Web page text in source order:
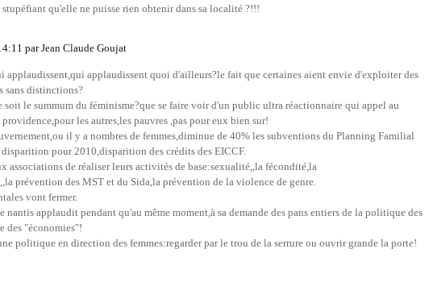
stupéfiant qu'elle ne puisse rien obtenir dans sa localité ?!!!
par Jean Claude Goujat
applaudissent,qui applaudissent quoi d'ailleurs?le fait que certaines aient envie d'exploiter des
sans distinctions?
soit le summum du féminisme?que se faire voir d'un public ultra réactionnaire qui appel au
les autres,les pauvres ,pas pour eux bien sur!
il y a nombres de femmes,diminue de 40% les subventions du Planning Familial
pour 2010,disparition des crédits des EICCF.
associations de réaliser leurs activités de base:sexualité,,la fécondité,la
prévention des MST et du Sida,la prévention de la violence de genre.
vont fermer.
nantis applaudit pendant qu'au même moment,à sa demande des pans entiers de la politique des
des "économies"!
politique en direction des femmes:regarder par le trou de la serrure ou ouvrir grande la porte!